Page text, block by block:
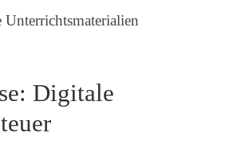
Unterrichtsmaterialien
Digitale